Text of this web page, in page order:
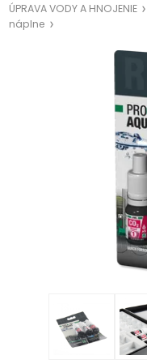
ÚPRAVA VODY A HNOJENIE
náplne